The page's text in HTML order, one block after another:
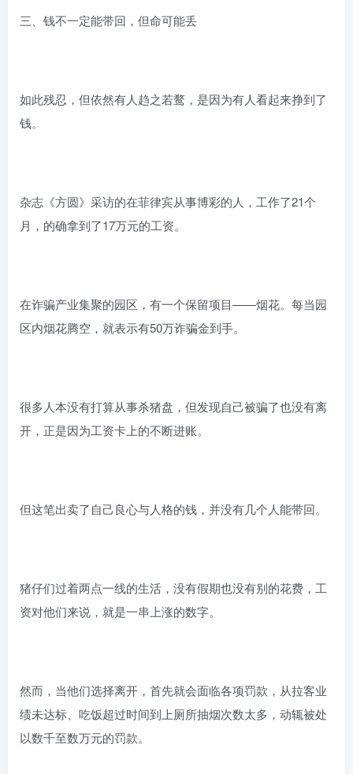
三、钱不一定能带回，但命可能丢
如此残忍，但依然有人趋之若鹜，是因为有人看起来挣到了
钱。
杂志《方圆》采访的在菲律宾从事博彩的人，工作了21个
月，的确拿到了17万元的工资。
在诈骗产业集聚的园区，有一个保留项目——烟花。每当园
区内烟花腾空，就表示有50万诈骗金到手。
很多人本没有打算从事杀猪盘，但发现自己被骗了也没有离
开，正是因为工资卡上的不断进账。
但这笔出卖了自己良心与人格的钱，并没有几个人能带回。
猪仔们过着两点一线的生活，没有假期也没有别的花费，工
资对他们来说，就是一串上涨的数字。
然而，当他们选择离开，首先就会面临各项罚款，从拉客业
绩未达标、吃饭超过时间到上厕所抽烟次数太多，动辄被处
以数千至数万元的罚款。